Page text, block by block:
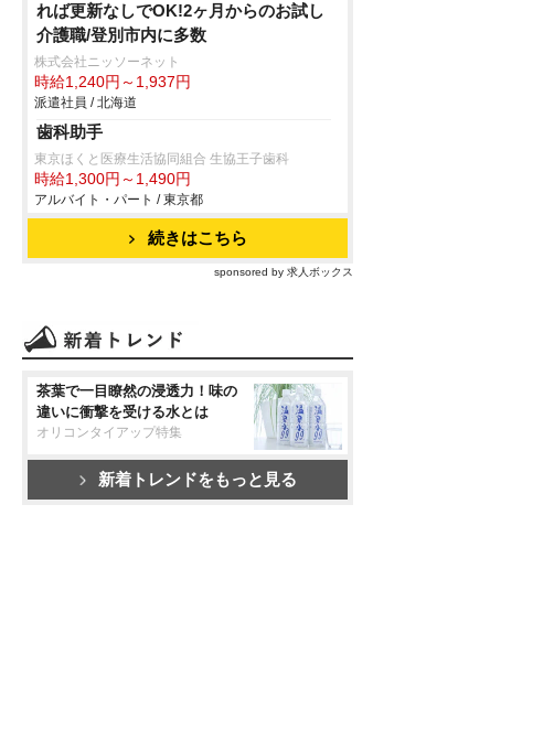
れば更新なしでOK!2ヶ月からのお試し
介護職/登別市内に多数
株式会社ニッソーネット
時給1,240円～1,937円
派遣社員 / 北海道
歯科助手
東京ほくと医療生活協同組合 生協王子歯科
時給1,300円～1,490円
アルバイト・パート / 東京都
続きはこちら
sponsored by 求人ボックス
茶葉で一目瞭然の浸透力！味の
違いに衝撃を受ける水とは
オリコンタイアップ特集
新着トレンドをもっと見る